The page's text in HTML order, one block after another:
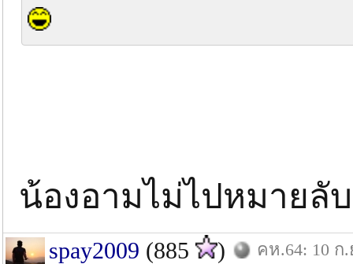
น้องอามไม่ไปหมายลั
spay2009 (885 ) คห.64: 10 ก.